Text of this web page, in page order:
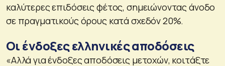
καλύτερες επιδόσεις φέτος, σημειώνοντας άνοδο
σε πραγματικούς όρους κατά σχεδόν 20%.
Οι ένδοξες ελληνικές αποδόσεις
«Αλλά για ένδοξες αποδόσεις μετοχών, κοιτάξτε